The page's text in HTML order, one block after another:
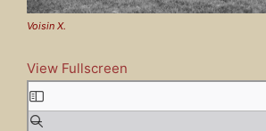
Voisin X.
View Fullscreen
A
l